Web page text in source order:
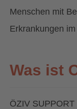
Menschen mit
Erkrankungen
Was ist
ÖZIV